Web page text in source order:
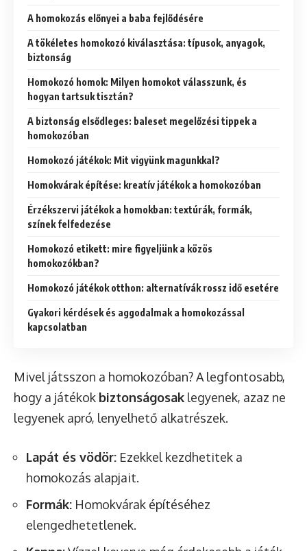
A homokozás előnyei a baba fejlődésére
A tökéletes homokozó kiválasztása: típusok, anyagok,
biztonság
Homokozó homok: Milyen homokot válasszunk, és
hogyan tartsuk tisztán?
A biztonság elsődleges: baleset megelőzési tippek a
homokozóban
Homokozó játékok: Mit vigyünk magunkkal?
Homokvárak építése: kreatív játékok a homokozóban
Érzékszervi játékok a homokban: textúrák, formák,
színek felfedezése
Homokozó etikett: mire figyeljünk a közös
homokozókban?
Homokozó játékok otthon: alternatívák rossz idő esetére
Gyakori kérdések és aggodalmak a homokozással
kapcsolatban
Mivel játsszon a homokozóban? A legfontosabb,
hogy a játékok biztonságosak legyenek, azaz ne
legyenek apró, lenyelhető alkatrészek.
Lapát és vödör: Ezekkel kezdhetitek a
homokozás alapjait.
Formák: Homokvárak építéséhez
elengedhetetlenek.